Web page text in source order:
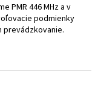
PMR 446 MHz a v
podmienky
prevádzkovanie.